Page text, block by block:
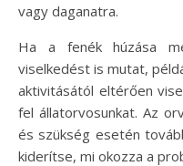
vagy daganatra.
Ha a fenék húzása
viselkedést is mutat,
aktivitásától eltérően
fel állatorvosunkat. Az
és szükség esetén
kiderítse, mi okozza a